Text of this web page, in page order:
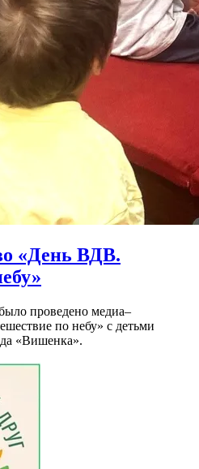
«День ВДВ.
проведено медиа–
по небу» с детьми
«Вишенка».